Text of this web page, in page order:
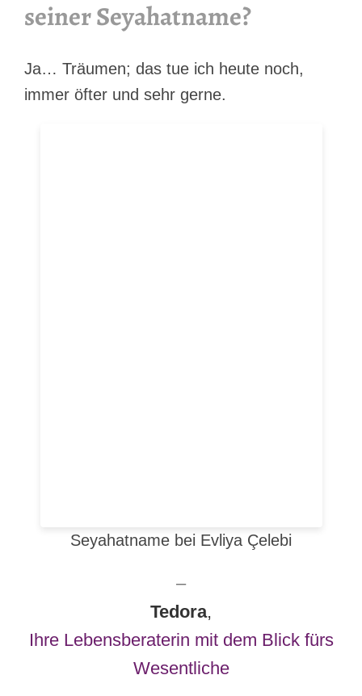
seiner Seyahatname?
Ja… Träumen; das tue ich heute noch,
immer öfter und sehr gerne.
Seyahatname bei Evliya Çelebi
–
Tedora,
Ihre Lebensberaterin mit dem Blick fürs
Wesentliche⁣⁣